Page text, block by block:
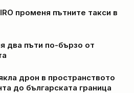
променя пътните такси в
два пъти по-бързо от
дрон в пространството
до българската граница